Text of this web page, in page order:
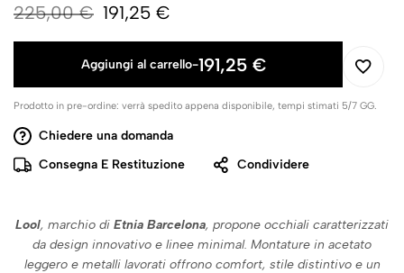
225,00€ 191,25 €
Aggiungi al carrello-191,25 €
Prodotto in pre-ordine: verrà spedito appena disponibile, tempi stimati 5/7 GG.
Chiedere una domanda
Consegna E Restituzione
Condividere
Lool, marchio di Etnia Barcelona, propone occhiali caratterizzati
da design innovativo e linee minimal. Montature in acetato
leggero e metalli lavorati offrono comfort, stile distintivo e un